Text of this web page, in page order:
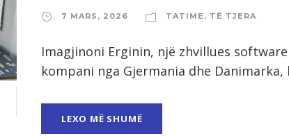
7 MARS, 2026 TATIME , TË TJERA
Imagjinoni Erginin, një zhvillues
kompani nga Gjermania dhe
LEXO MË SHUMË